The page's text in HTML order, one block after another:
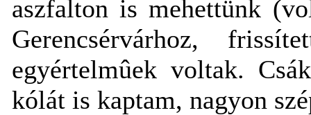
aszfalton is mehettünk
Gerencsérvárhoz,
egyértelmûek voltak.
kólát is kaptam, nagyon